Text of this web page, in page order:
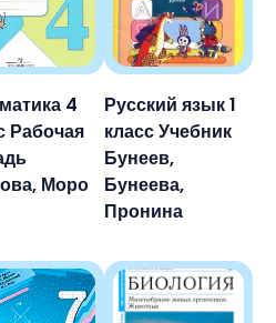
4
Рабочая
Моро
Русский язык 1
класс Учебник
Бунеев,
Бунеева,
Пронина